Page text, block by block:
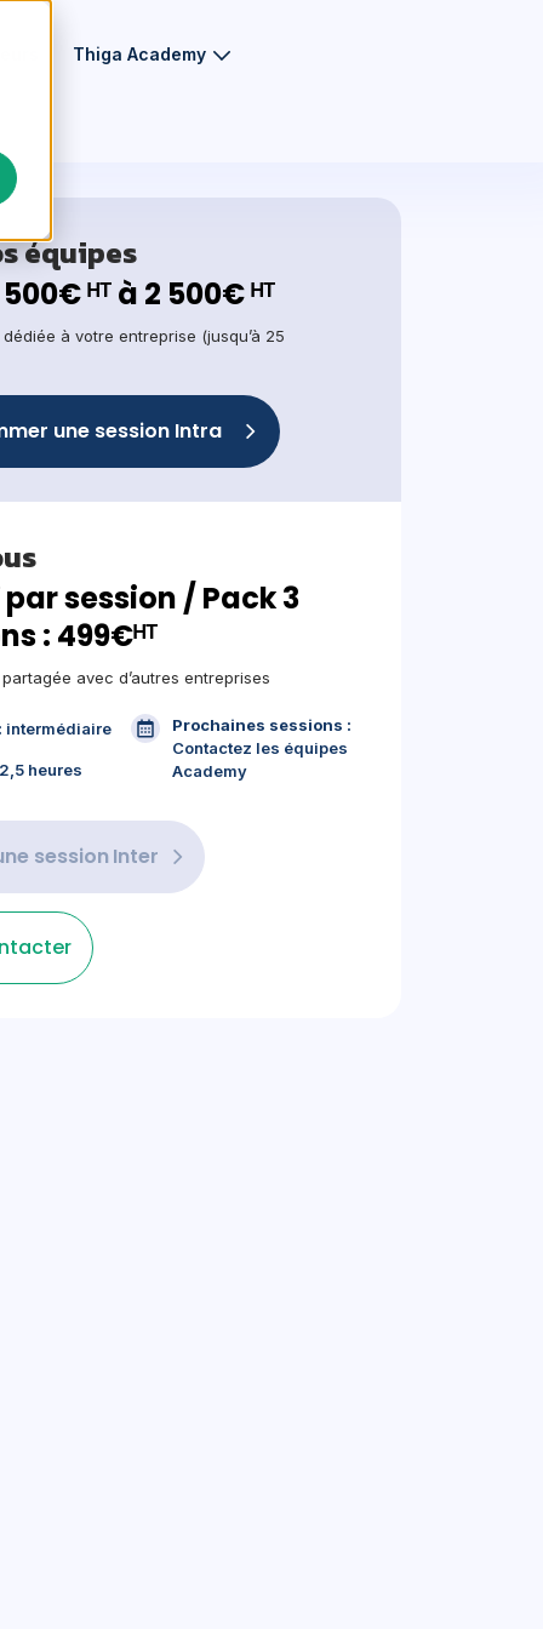
Thiga Academy
équipes
500€ ᴴᵀ à 2 500€ ᴴᵀ
à votre entreprise (jusqu’à 25
une session Intra
par session / Pack 3
: 499€ᴴᵀ
avec d’autres entreprises
intermédiaire
2,5 heures
Prochaines sessions :
Contactez les équipes
Academy
sessionInter